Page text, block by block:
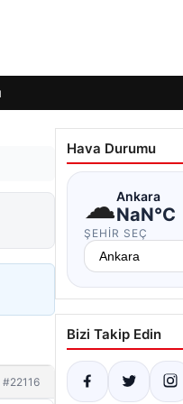
#22116
Hava Durumu
☁Ankara
NaN°C
ŞEHIR SEÇ
Bizi Takip Edin